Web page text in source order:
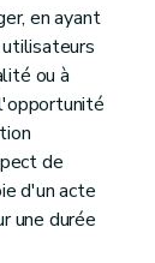
en ayant
ou à
de
d'un acte
une durée